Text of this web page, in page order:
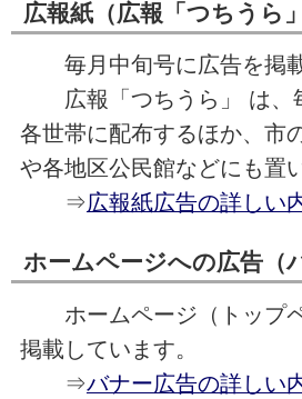
広報紙（広報「つちうら
毎月中旬号に広告を掲載
広報「つちうら」 は、
各世帯に配布するほか、市
や各地区公民館などにも置
⇒広報紙広告の詳しい
ホームページへの広告（
ホームページ（トップ
掲載しています。
⇒バナー広告の詳しい